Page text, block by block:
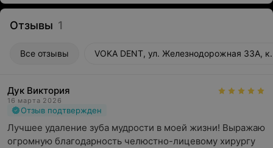
Отзывы 1
Все отзывы VOKA DENT, ул. Железнодорожная 33А,
Дук Виктория
16 марта 2026
Отзыв подтвержден
Лучшее удаление зуба мудрости в моей жизни! Выражаю
огромную благодарность челюстно-лицевому хирургу